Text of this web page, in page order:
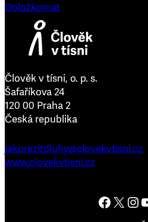
Doložkomat
Člověk v tísni, o. p. s.
Šafaříkova 24
120 00 Praha 2
Česká republika
jakprezitdluhy@clovekvtisni.cz
www.clovekvtisni.cz
Člověk v tísni na Facebooku Člověk v tísni na platformě X Člověk v tísni na Instagramu Člověk v tísni na YouTube